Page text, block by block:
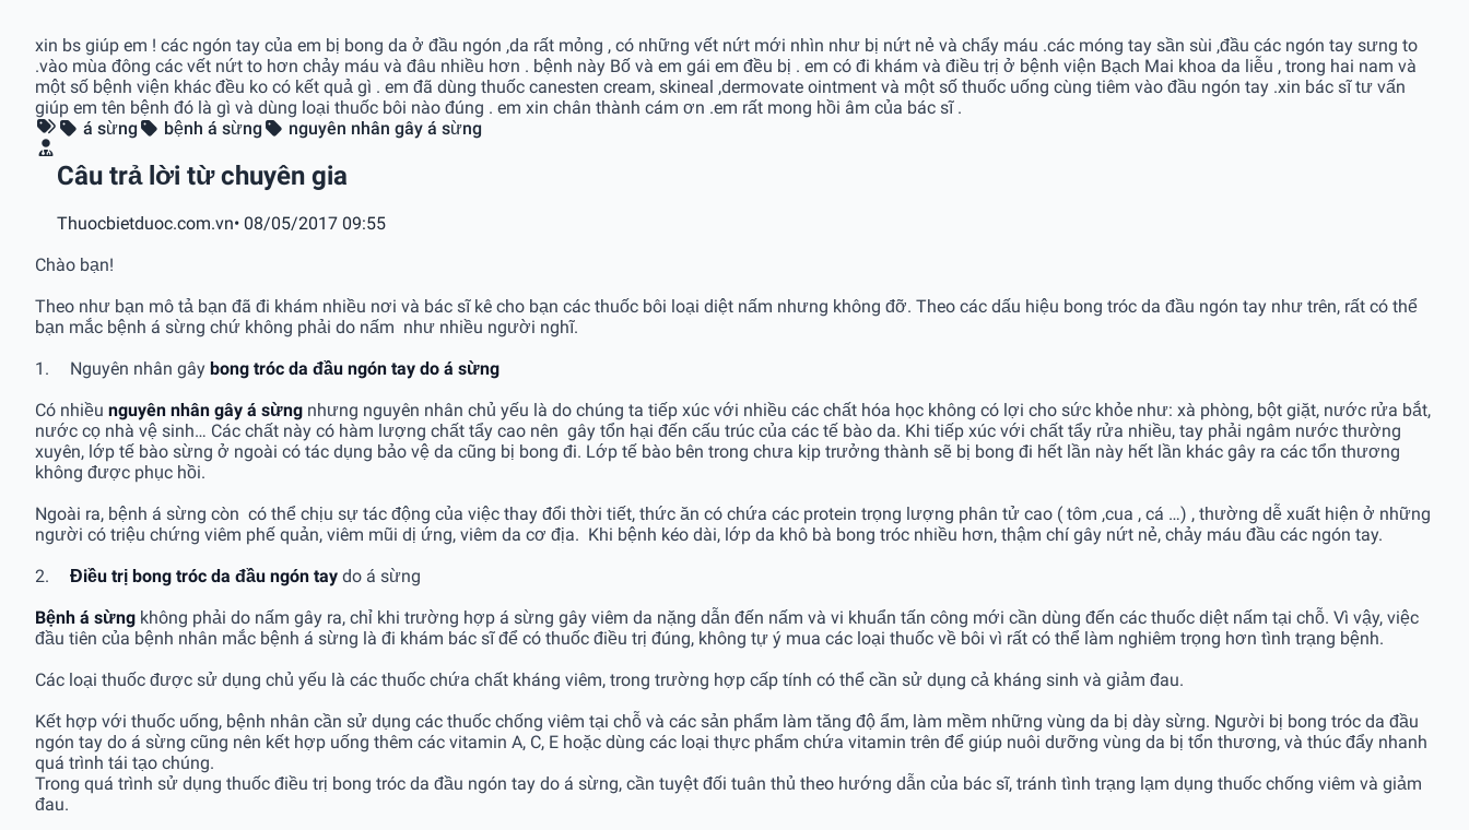
xin bs giúp em ! các ngón tay của em bị bong da ở đầu ngón ,da rất mỏng , có những vết nứt mới nhìn như bị nứt nẻ và chẩy máu .các móng tay sần sùi ,đầu các ngón tay sưng to
.vào mùa đông các vết nứt to hơn chảy máu và đâu nhiều hơn . bệnh này Bố và em gái em đều bị . em có đi khám và điều trị ở bệnh viện Bạch Mai khoa da liễu , trong hai nam và
một số bệnh viện khác đều ko có kết quả gì . em đã dùng thuốc canesten cream, skineal ,dermovate ointment và một số thuốc uống cùng tiêm vào đầu ngón tay .xin bác sĩ tư vấn
giúp em tên bệnh đó là gì và dùng loại thuốc bôi nào đúng . em xin chân thành cám ơn .em rất mong hồi âm của bác sĩ .
á sừng
bệnh á sừng nguyên nhân gây á sừng
Câu trả lời từ chuyên gia
Thuocbietduoc.com.vn• 08/05/2017 09:55
Chào bạn!
Theo như bạn mô tả bạn đã đi khám nhiều nơi và bác sĩ kê cho bạn các thuốc bôi loại diệt nấm nhưng không đỡ. Theo các dấu hiệu bong tróc da đầu ngón tay như trên, rất có thể
bạn mắc bệnh á sừng chứ không phải do nấm như nhiều người nghĩ.
1.
Nguyên nhân gây bong tróc da đầu ngón tay do á sừng
Có nhiều nguyên nhân gây á sừng nhưng nguyên nhân chủ yếu là do chúng ta tiếp xúc với nhiều các chất hóa học không có lợi cho sức khỏe như: xà phòng, bột giặt, nước rửa bắt,
nước cọ nhà vệ sinh… Các chất này có hàm lượng chất tẩy cao nên gây tổn hại đến cấu trúc của các tế bào da. Khi tiếp xúc với chất tẩy rửa nhiều, tay phải ngâm nước thường
xuyên, lớp tế bào sừng ở ngoài có tác dụng bảo vệ da cũng bị bong đi. Lớp tế bào bên trong chưa kịp trưởng thành sẽ bị bong đi hết lần này hết lần khác gây ra các tổn thương
không được phục hồi.
Ngoài ra, bệnh á sừng còn có thể chịu sự tác động của việc thay đổi thời tiết, thức ăn có chứa các protein trọng lượng phân tử cao ( tôm ,cua , cá …) , thường dễ xuất hiện ở những
người có triệu chứng viêm phế quản, viêm mũi dị ứng, viêm da cơ địa. Khi bệnh kéo dài, lớp da khô bà bong tróc nhiều hơn, thậm chí gây nứt nẻ, chảy máu đầu các ngón tay.
2.
Điều trị bong tróc da đầu ngón tay do á sừng
Bệnh á sừng không phải do nấm gây ra, chỉ khi trường hợp á sừng gây viêm da nặng dẫn đến nấm và vi khuẩn tấn công mới cần dùng đến các thuốc diệt nấm tại chỗ. Vì vậy, việc
đầu tiên của bệnh nhân mắc bệnh á sừng là đi khám bác sĩ để có thuốc điều trị đúng, không tự ý mua các loại thuốc về bôi vì rất có thể làm nghiêm trọng hơn tình trạng bệnh.
Các loại thuốc được sử dụng chủ yếu là các thuốc chứa chất kháng viêm, trong trường hợp cấp tính có thể cần sử dụng cả kháng sinh và giảm đau.
Kết hợp với thuốc uống, bệnh nhân cần sử dụng các thuốc chống viêm tại chỗ và các sản phẩm làm tăng độ ẩm, làm mềm những vùng da bị dày sừng. Người bị bong tróc da đầu
ngón tay do á sừng cũng nên kết hợp uống thêm các vitamin A, C, E hoặc dùng các loại thực phẩm chứa vitamin trên để giúp nuôi dưỡng vùng da bị tổn thương, và thúc đẩy nhanh
quá trình tái tạo chúng.
Trong quá trình sử dụng thuốc điều trị bong tróc da đầu ngón tay do á sừng, cần tuyệt đối tuân thủ theo hướng dẫn của bác sĩ, tránh tình trạng lạm dụng thuốc chống viêm và giảm
đau.